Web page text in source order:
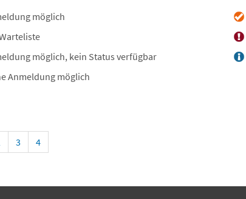
möglich
möglich, kein Status verfügbar
Anmeldung möglich
3 4